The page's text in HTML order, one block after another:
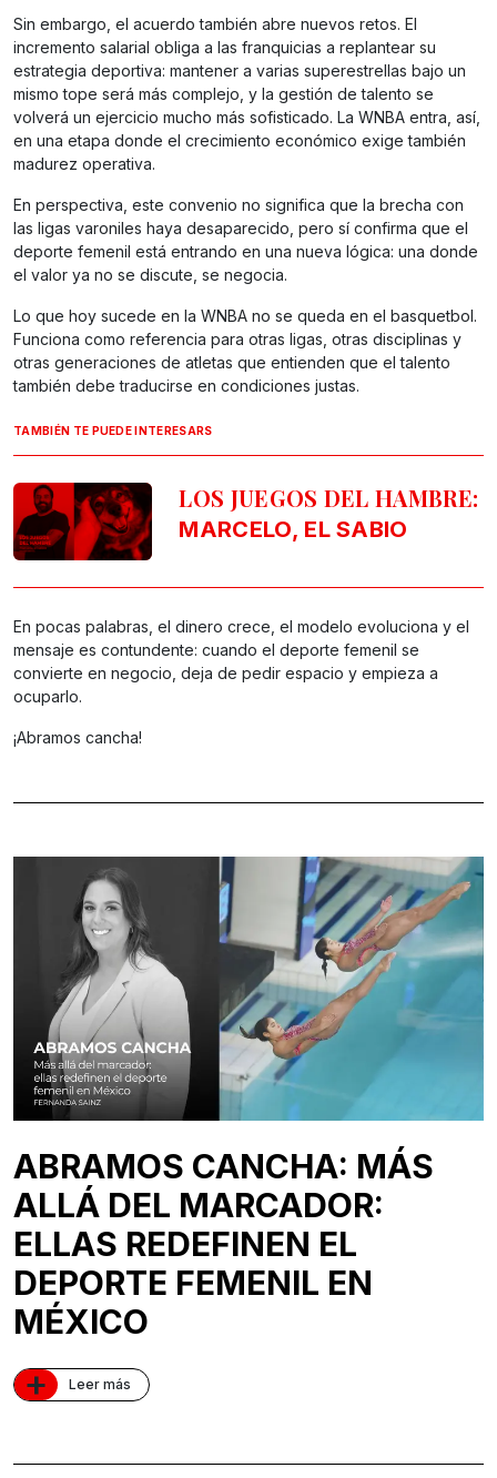
Sin embargo, el acuerdo también abre nuevos retos. El
incremento salarial obliga a las franquicias a replantear su
estrategia deportiva: mantener a varias superestrellas bajo un
mismo tope será más complejo, y la gestión de talento se
volverá un ejercicio mucho más sofisticado. La WNBA entra, así,
en una etapa donde el crecimiento económico exige también
madurez operativa.
En perspectiva, este convenio no significa que la brecha con
las ligas varoniles haya desaparecido, pero sí confirma que el
deporte femenil está entrando en una nueva lógica: una donde
el valor ya no se discute, se negocia.
Lo que hoy sucede en la WNBA no se queda en el basquetbol.
Funciona como referencia para otras ligas, otras disciplinas y
otras generaciones de atletas que entienden que el talento
también debe traducirse en condiciones justas.
TAMBIÉN TE PUEDE INTERESARS
LOS JUEGOS DEL HAMBRE:
MARCELO, EL SABIO
En pocas palabras, el dinero crece, el modelo evoluciona y el
mensaje es contundente: cuando el deporte femenil se
convierte en negocio, deja de pedir espacio y empieza a
ocuparlo.
¡Abramos cancha!
ABRAMOS CANCHA: MÁS
ALLÁ DEL MARCADOR:
ELLAS REDEFINEN EL
DEPORTE FEMENIL EN
MÉXICO
+ Leer más